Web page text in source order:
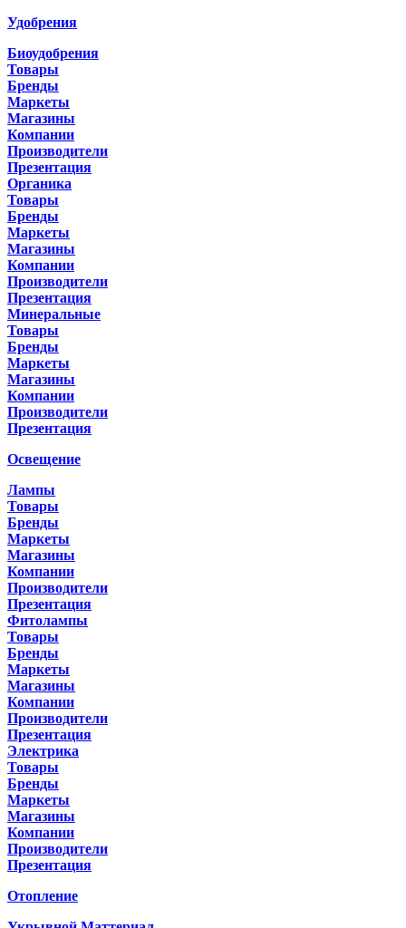
Удобрения
Биоудобрения
Товары
Бренды
Маркеты
Магазины
Компании
Производители
Презентация
Органика
Товары
Бренды
Маркеты
Магазины
Компании
Производители
Презентация
Минеральные
Товары
Бренды
Маркеты
Магазины
Компании
Производители
Презентация
Освещение
Лампы
Товары
Бренды
Маркеты
Магазины
Компании
Производители
Презентация
Фитолампы
Товары
Бренды
Маркеты
Магазины
Компании
Производители
Презентация
Электрика
Товары
Бренды
Маркеты
Магазины
Компании
Производители
Презентация
Отопление